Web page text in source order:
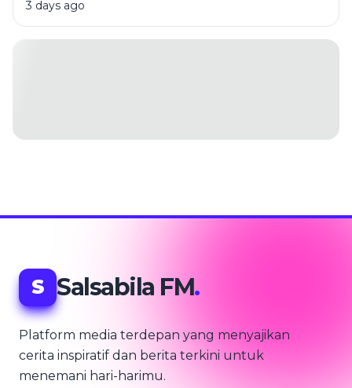
Bersubsidi
3 days ago
S Salsabila FM.
Platform media terdepan yang menyajikan
cerita inspiratif dan berita terkini untuk
menemani hari-harimu.